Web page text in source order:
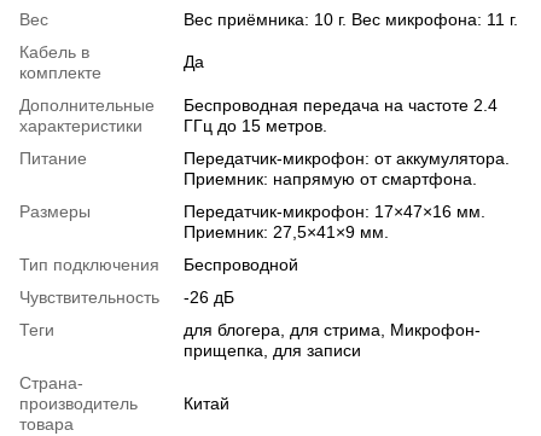
Вес
Вес приёмника: 10 г. Вес микрофона: 11 г.
Кабель в
комплекте
Да
Дополнительные
характеристики
Беспроводная передача на частоте 2.4
ГГц до 15 метров.
Питание
Передатчик-микрофон: от аккумулятора.
Приемник: напрямую от смартфона.
Размеры
Передатчик-микрофон: 17×47×16 мм.
Приемник: 27,5×41×9 мм.
Тип подключения
Беспроводной
Чувствительность
-26 дБ
Теги
для блогера, для стрима, Микрофон-
прищепка, для записи
Страна-
производитель
товара
Китай